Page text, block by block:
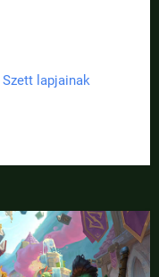
Szett lapjainak